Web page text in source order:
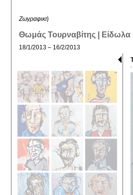
Ζωγραφική
Θωμάς Τουρναβίτης | Είδωλα
18/1/2013 – 16/2/2013